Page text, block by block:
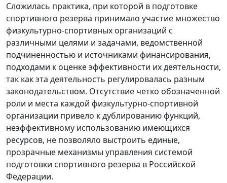
Сложилась практика, при которой в подготовке
спортивного резерва принимало участие множество
физкультурно-спортивных организаций с
различными целями и задачами, ведомственной
подчиненностью и источниками финансирования,
подходами к оценке эффективности их деятельности,
так как эта деятельность регулировалась разным
законодательством. Отсутствие четко обозначенной
роли и места каждой физкультурно-спортивной
организации привело к дублированию функций,
неэффективному использованию имеющихся
ресурсов, не позволяло выстроить единые,
прозрачные механизмы управления системой
подготовки спортивного резерва в Российской
Федерации.